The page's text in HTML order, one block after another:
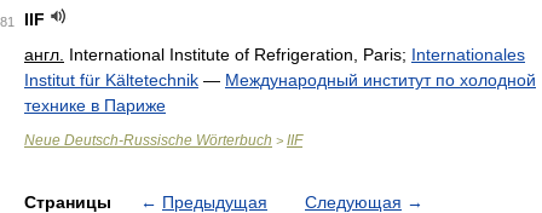
81
IIF
англ. International Institute of Refrigeration, Paris; Internationales
Institut für Kältetechnik — Международный институт по холодной
технике в Париже
Neue Deutsch-Russische Wörterbuch > IIF
Страницы ← Предыдущая Следующая →